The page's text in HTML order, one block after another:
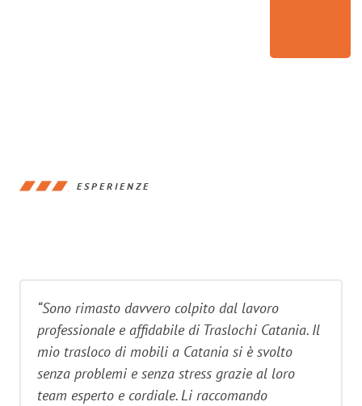
ESPERIENZE
“Sono rimasto davvero colpito dal lavoro
professionale e affidabile di Traslochi Catania. Il
mio trasloco di mobili a Catania si è svolto
senza problemi e senza stress grazie al loro
team esperto e cordiale. Li raccomando